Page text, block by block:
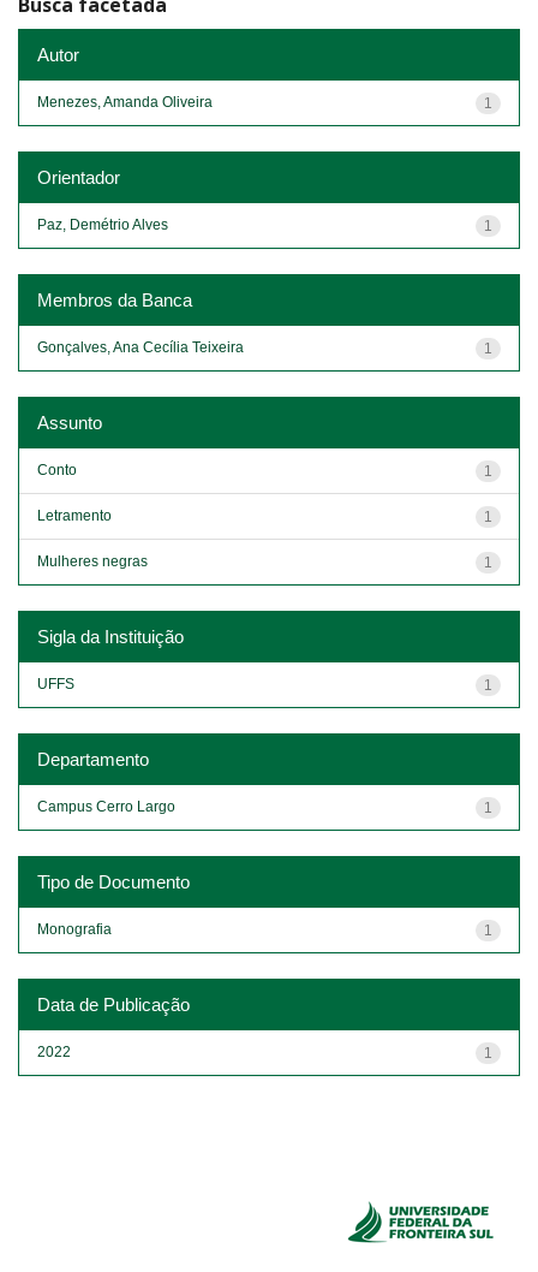
Autor
1
Menezes, Amanda Oliveira
Orientador
1
Paz, Demétrio Alves
Membros da Banca
1
Gonçalves, Ana Cecília Teixeira
Assunto
1
Conto
1
Letramento
1
Mulheres negras
Sigla da Instituição
1
UFFS
Departamento
1
Campus Cerro Largo
Tipo de Documento
1
Monografia
Data de Publicação
1
2022